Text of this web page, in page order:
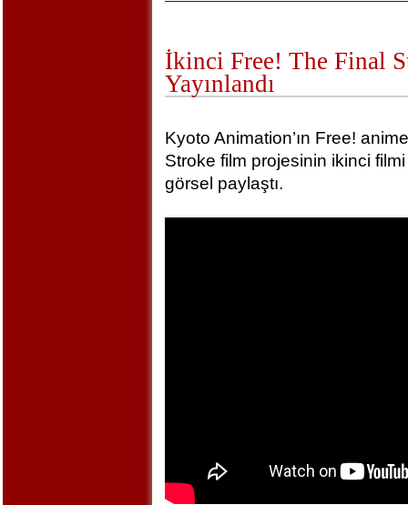
İkinci Free! The Final
Yayınlandı
Kyoto Animation’ın Free!
Stroke film projesinin ikinci
görsel paylaştı.